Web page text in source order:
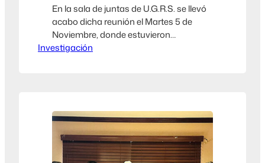
En la sala de juntas de U.G.R.S. se llevó
acabo dicha reunión el Martes 5 de
Noviembre, donde estuvieron
presentes, Por parte de Patrocipes
Ochoa, presidente Alberto A. Morales,
secretario De Sagarhpa Jorge Luis
Fimbres,…
Investigación